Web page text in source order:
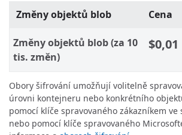
Změny objektů blob Cena
Změny objektů blob (za 10
tis. změn)
$0,01
Obory šifrování umožňují volitelně
úrovni kontejneru nebo konkrétního
pomocí klíče spravovaného zákazníkem ve
nebo pomocí klíče spravovaného